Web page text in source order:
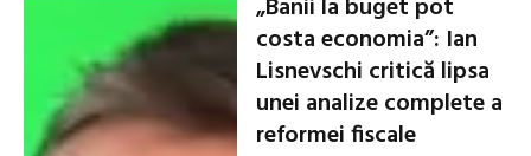
„Banii la buget pot
costa economia”: Ian
Lisnevschi critică lipsa
unei analize complete a
reformei fiscale